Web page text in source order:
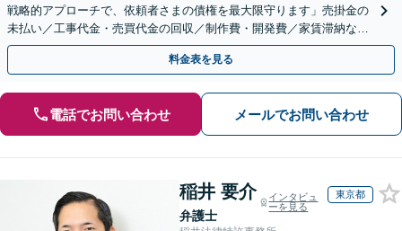
戦略的アプローチで、依頼者さまの債権を最大限守ります」売掛金の
未払い／工事代金・売買代金の回収／制作費・開発費／家賃滞納な
ど、事業活動で発生するあらゆる債権回収に実績あり
料金表を見る
電話でお問い合わせ メールでお問い合わせ
稲井 要介
弁護士
インタビュ
ーを見る
東京都